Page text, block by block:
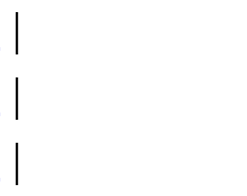
|
|
|